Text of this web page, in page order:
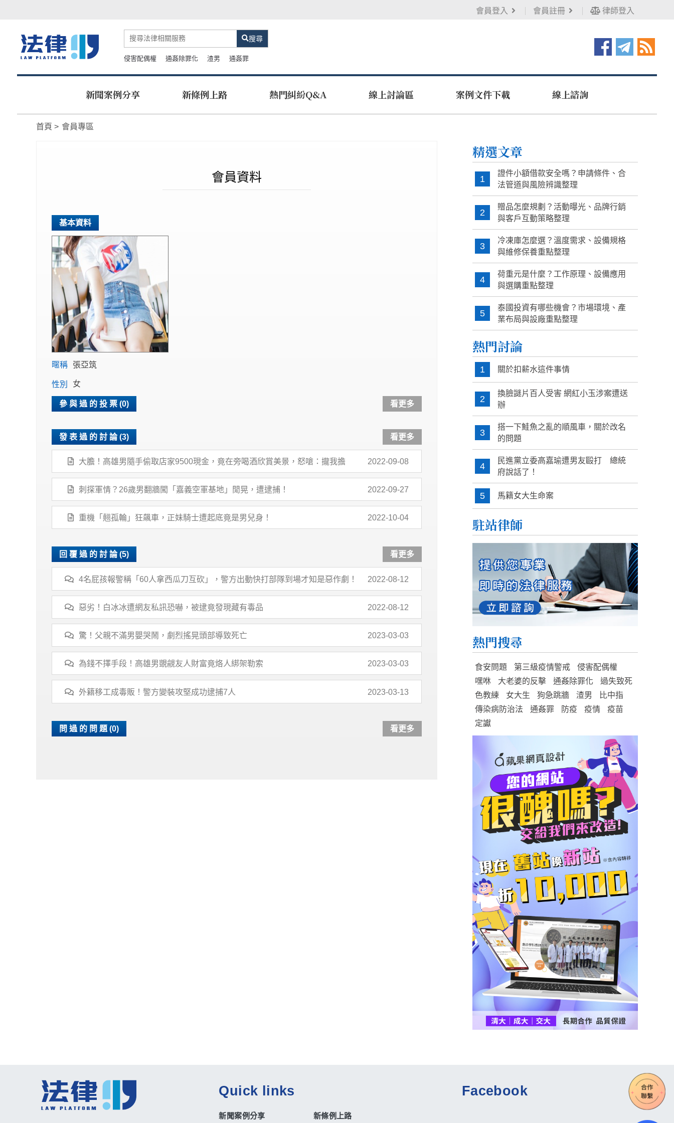
會員登入 會員註冊 律師登入
搜尋
侵害配偶權 通姦除罪化 渣男 通姦罪
新聞案例分享 新條例上路 熱門糾紛Q&A 線上討論區 案例文件下載 線上諮詢
首頁 會員專區
會員資料
基本資料
暱稱 張亞筑
性別 女
參 與 過 的 投 票 (0) 看更多
發 表 過 的 討 論 (3) 看更多
大膽！高雄男隨手偷取店家9500現金，竟在旁喝酒欣賞美景，怒嗆：攏我擔 2022-09-08
刺探軍情？26歲男翻牆闖「嘉義空軍基地」閒晃，遭逮捕！ 2022-09-27
重機「翹孤輪」狂飆車，正妹騎士遭起底竟是男兒身！ 2022-10-04
回 覆 過 的 討 論 (5) 看更多
4名屁孩報警稱「60人拿西瓜刀互砍」，警方出動快打部隊到場才知是惡作劇！ 2022-08-12
惡劣！白冰冰遭網友私訊恐嚇，被逮竟發現藏有毒品 2022-08-12
驚！父親不滿男嬰哭鬧，劇烈搖晃頭部導致死亡 2023-03-03
為錢不擇手段！高雄男覬覦友人財富竟烙人綁架勒索 2023-03-03
外籍移工成毒販！警方變裝攻堅成功逮捕7人 2023-03-13
問 過 的 問 題 (0) 看更多
精選文章
1
證件小額借款安全嗎？申請條件、合
法管道與風險辨識整理
2
贈品怎麼規劃？活動曝光、品牌行銷
與客戶互動策略整理
3
冷凍庫怎麼選？溫度需求、設備規格
與維修保養重點整理
4
荷重元是什麼？工作原理、設備應用
與選購重點整理
5
泰國投資有哪些機會？市場環境、產
業布局與設廠重點整理
熱門討論
1 關於扣薪水這件事情
2
換臉謎片百人受害 網紅小玉涉案遭送
辦
3
搭一下鮭魚之亂的順風車，關於改名
的問題
4
民進黨立委高嘉瑜遭男友毆打 總統
府說話了！
5 馬籍女大生命案
駐站律師
熱門搜尋
食安問題 第三級疫情警戒
侵害配偶權
嘿咻
大老婆的反擊 通姦除罪化
過失致死
色教練
女大生 狗急跳牆 渣男
比中指
傳染病防治法
通姦罪 防疫 疫情
疫苗
定讞
Quick links
新聞案例分享 新條例上路
Facebook